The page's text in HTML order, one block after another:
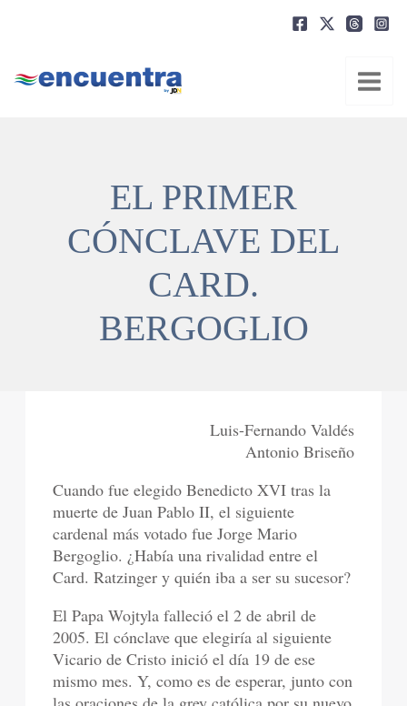
EL PRIMER
CÓNCLAVE DEL
CARD.
BERGOGLIO
Luis-Fernando Valdés
Antonio Briseño
Cuando fue elegido Benedicto XVI tras la
muerte de Juan Pablo II, el siguiente
cardenal más votado fue Jorge Mario
Bergoglio. ¿Había una rivalidad entre el
Card. Ratzinger y quién iba a ser su sucesor?
El Papa Wojtyla falleció el 2 de abril de
2005. El cónclave que elegiría al siguiente
Vicario de Cristo inició el día 19 de ese
mismo mes. Y, como es de esperar, junto con